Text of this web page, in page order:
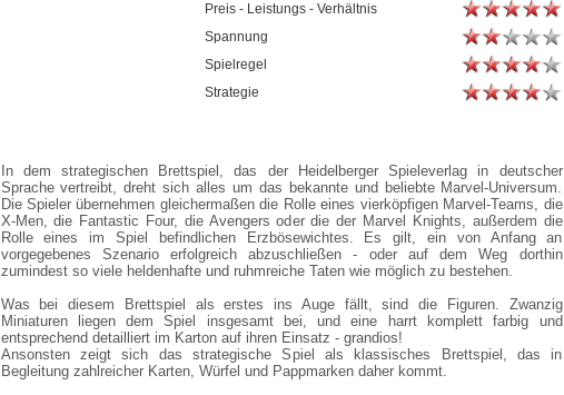
Preis - Leistungs - Verhältnis
Spannung
Spielregel
Strategie
In dem strategischen Brettspiel, das der Heidelberger Spieleverlag in deutscher
Sprache vertreibt, dreht sich alles um das bekannte und beliebte Marvel-Universum.
Die Spieler übernehmen gleichermaßen die Rolle eines vierköpfigen Marvel-Teams, die
X-Men, die Fantastic Four, die Avengers oder die der Marvel Knights, außerdem die
Rolle eines im Spiel befindlichen Erzbösewichtes. Es gilt, ein von Anfang an
vorgegebenes Szenario erfolgreich abzuschließen - oder auf dem Weg dorthin
zumindest so viele heldenhafte und ruhmreiche Taten wie möglich zu bestehen.
Was bei diesem Brettspiel als erstes ins Auge fällt, sind die Figuren. Zwanzig
Miniaturen liegen dem Spiel insgesamt bei, und eine harrt komplett farbig und
entsprechend detailliert im Karton auf ihren Einsatz - grandios!
Ansonsten zeigt sich das strategische Spiel als klassisches Brettspiel, das in
Begleitung zahlreicher Karten, Würfel und Pappmarken daher kommt.